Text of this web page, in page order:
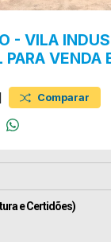
- VILA
PARA VENDA
| Comparar
e Certidões)